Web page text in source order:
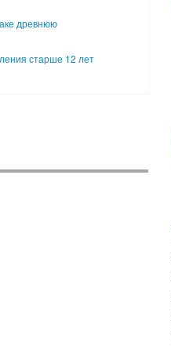
древнюю
старше 12 лет